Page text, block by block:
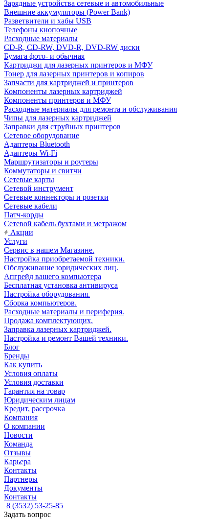
Зарядные устройства сетевые и автомобильные
Внешние аккумуляторы (Power Bank)
Разветвители и хабы USB
Телефоны кнопочные
Расходные материалы
CD-R, CD-RW, DVD-R, DVD-RW диски
Бумага фото- и обычная
Картриджи для лазерных принтеров и МФУ
Тонер для лазерных принтеров и копиров
Запчасти для картриджей и принтеров
Компоненты лазерных картриджей
Компоненты принтеров и МФУ
Расходные материалы для ремонта и обслуживания
Чипы для лазерных картриджей
Заправки для струйных принтеров
Сетевое оборудование
Адаптеры Bluetooth
Адаптеры Wi-Fi
Маршрутизаторы и роутеры
Коммутаторы и свитчи
Сетевые карты
Сетевой инструмент
Сетевые коннекторы и розетки
Сетевые кабели
Патч-корды
Сетевой кабель бухтами и метражом
Акции
Услуги
Сервис в нашем Магазине.
Настройка приобретаемой техники.
Обслуживание юридических лиц.
Апгрейд вашего компьютера
Бесплатная установка антивируса
Настройка оборудования.
Сборка компьютеров.
Расходные материалы и периферия.
Продажа комплектующих.
Заправка лазерных картриджей.
Настройка и ремонт Вашей техники.
Блог
Бренды
Как купить
Условия оплаты
Условия доставки
Гарантия на товар
Юридическим лицам
Кредит, рассрочка
Компания
О компании
Новости
Команда
Отзывы
Карьера
Контакты
Партнеры
Документы
Контакты
8 (3532) 53-25-85
Задать вопрос